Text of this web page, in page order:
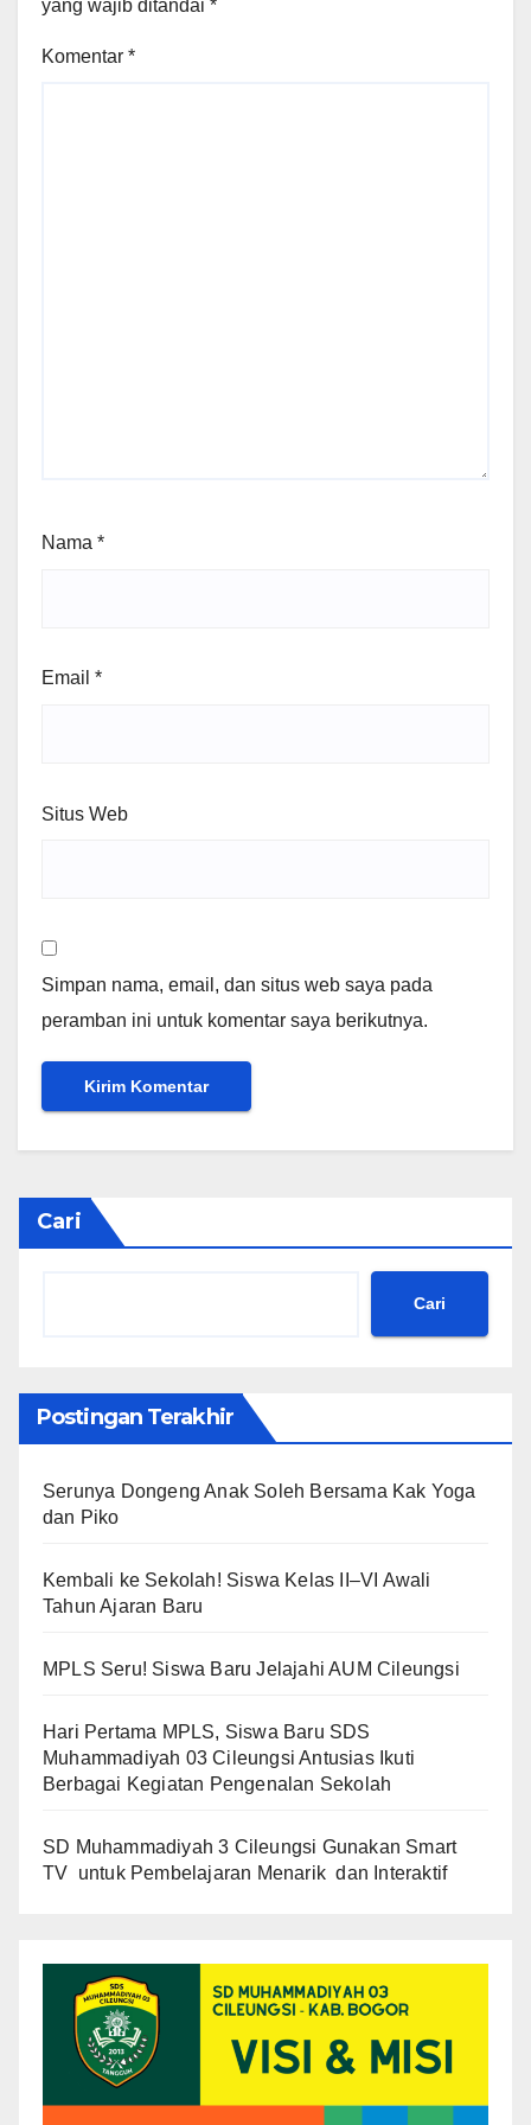
yang wajib ditandai *
Komentar *
Nama *
Email *
Situs Web
Simpan nama, email, dan situs web saya pada
peramban ini untuk komentar saya berikutnya.
Cari
Cari
Postingan Terakhir
Serunya Dongeng Anak Soleh Bersama Kak Yoga
dan Piko
Kembali ke Sekolah! Siswa Kelas II–VI Awali
Tahun Ajaran Baru
MPLS Seru! Siswa Baru Jelajahi AUM Cileungsi
Hari Pertama MPLS, Siswa Baru SDS
Muhammadiyah 03 Cileungsi Antusias Ikuti
Berbagai Kegiatan Pengenalan Sekolah
SD Muhammadiyah 3 Cileungsi Gunakan Smart
TV untuk Pembelajaran Menarik dan Interaktif